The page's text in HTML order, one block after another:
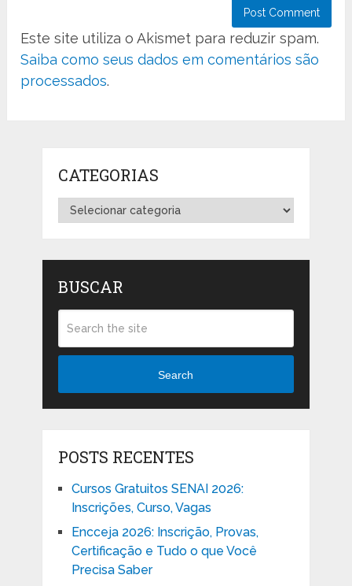
Este site utiliza o Akismet para reduzir spam.
Saiba como seus dados em comentários são
processados.
CATEGORIAS
Categorias
BUSCAR
Search
POSTS RECENTES
Cursos Gratuitos SENAI 2026:
Inscrições, Curso, Vagas
Encceja 2026: Inscrição, Provas,
Certificação e Tudo o que Você
Precisa Saber